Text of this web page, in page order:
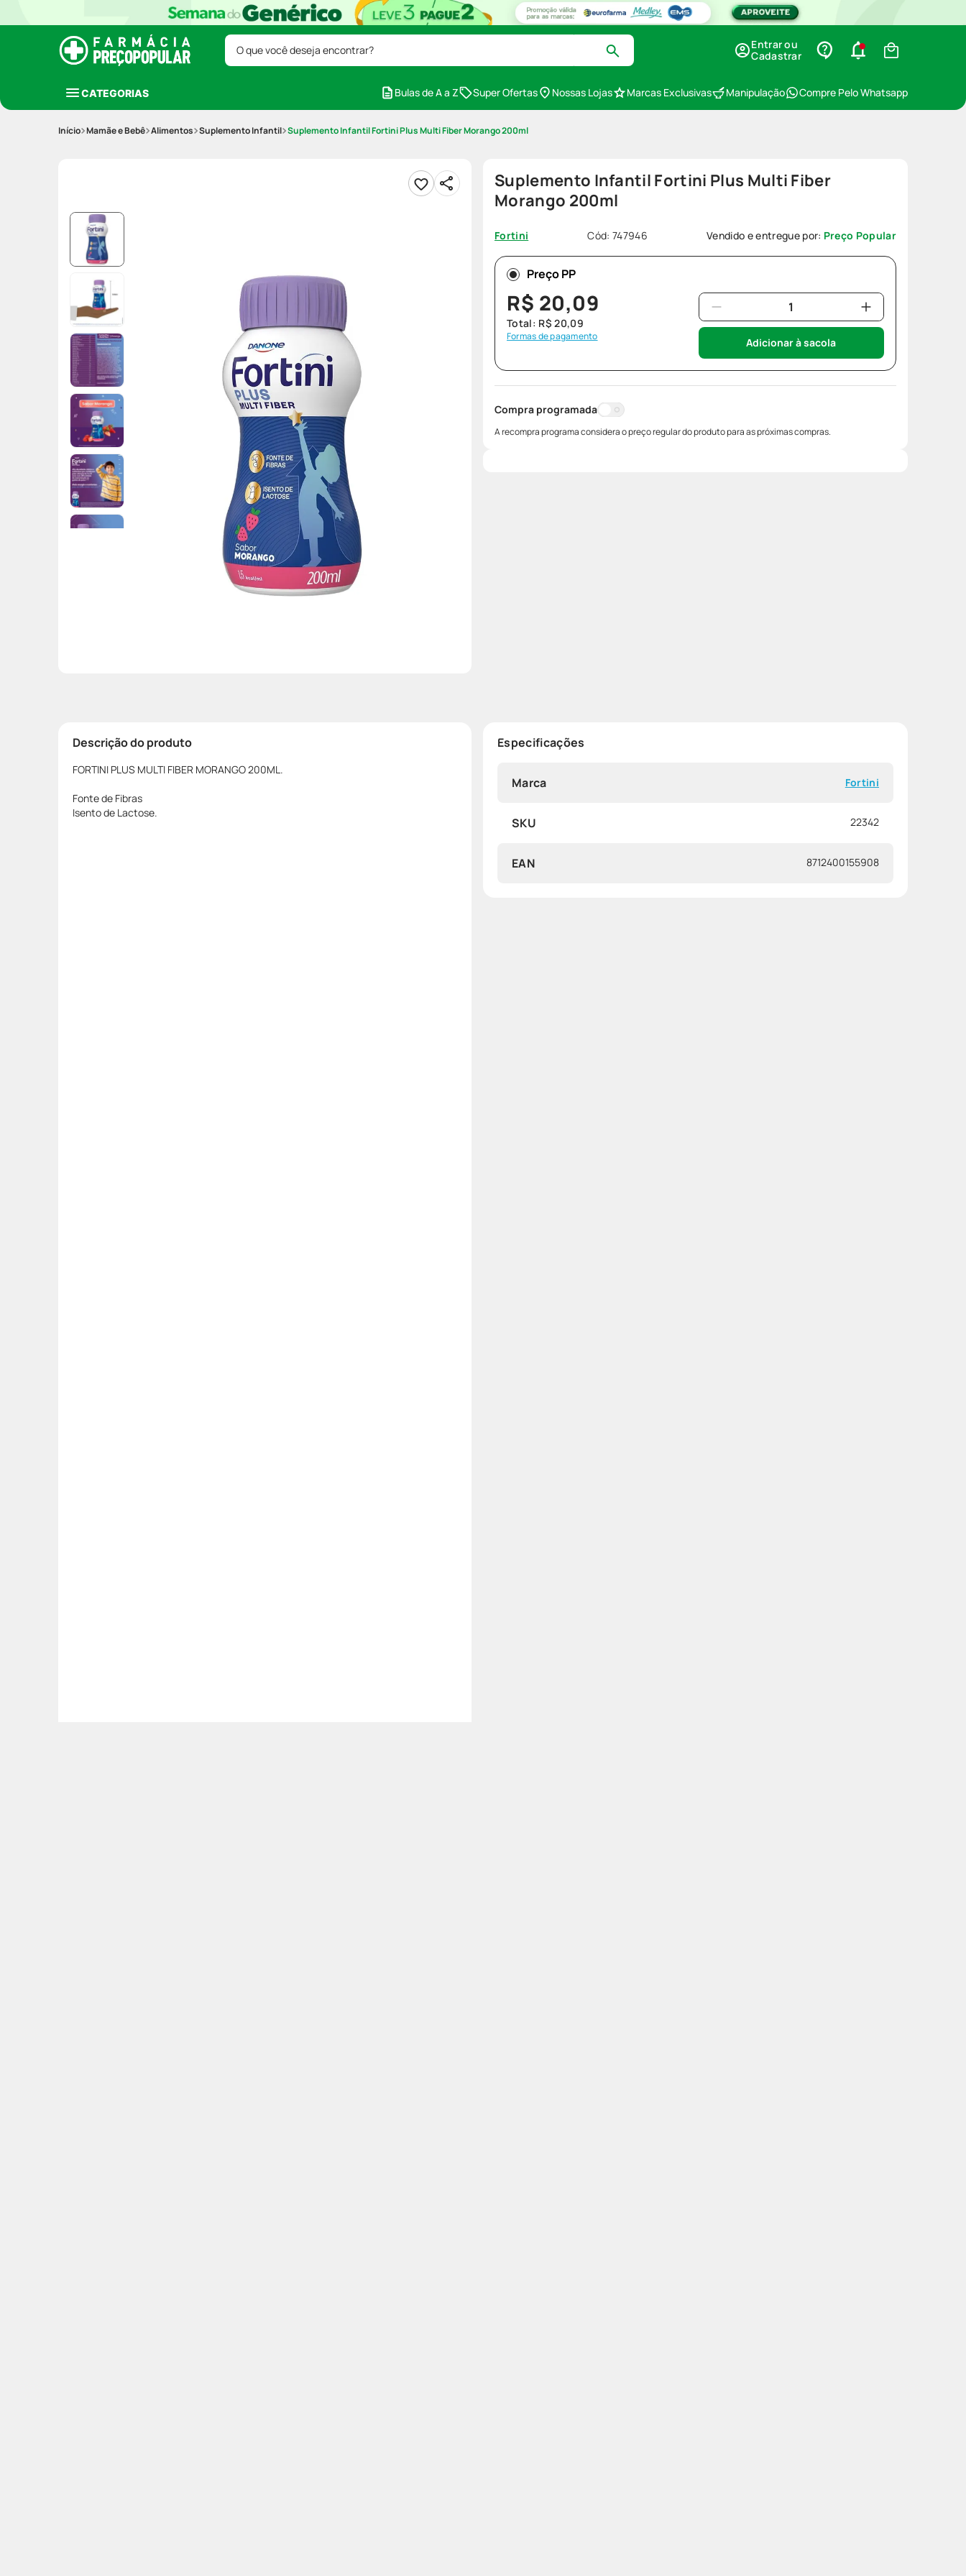
O que você deseja encontrar?
Entrar ou
Cadastrar
CATEGORIAS Bulas de A a Z Super Ofertas Nossas Lojas Marcas Exclusivas Manipulação Compre Pelo Whatsapp
Mamãe e Bebê Alimentos Suplemento Infantil Suplemento Infantil Fortini Plus Multi Fiber Morango 200ml
Suplemento Infantil Fortini Plus Multi Fiber
Morango 200ml
Fortini Cód:747946 Vendido e entregue por: Preço Popular
Preço PP
R$ 20,09
Total: R$ 20,09
Formas de pagamento Adicionar à sacola
Compra programada
A recompra programa considera o preço regular do produto para as próximas compras.
Descrição do produto
FORTINI PLUS MULTI FIBER MORANGO 200ML.
Fonte de Fibras
Isento de Lactose.
Especificações
Marca Fortini
SKU 22342
EAN 8712400155908